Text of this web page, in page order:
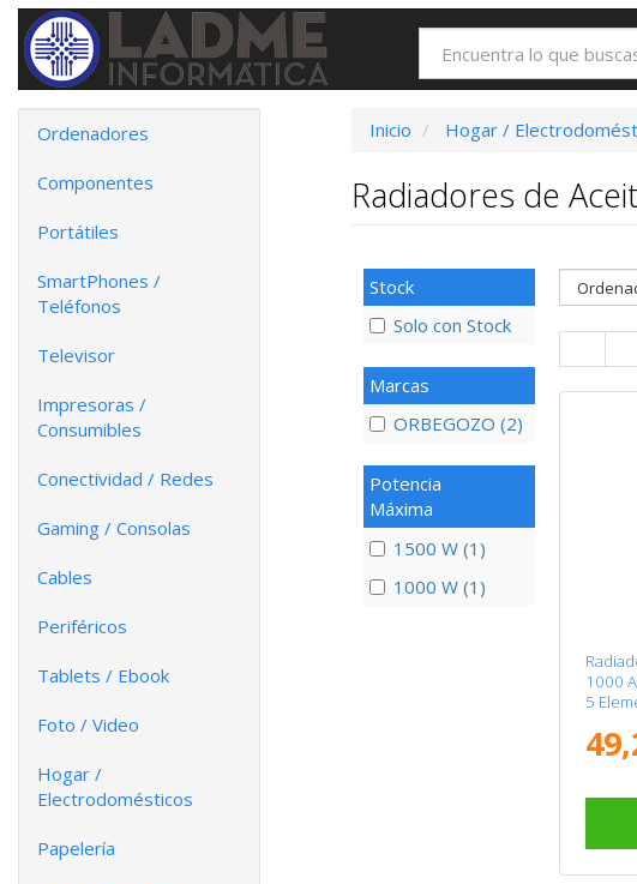
Ordenadores
Componentes
Portátiles
SmartPhones /
Teléfonos
Televisor
Impresoras /
Consumibles
Conectividad / Redes
Gaming / Consolas
Cables
Periféricos
Tablets / Ebook
Foto / Video
Hogar /
Electrodomésticos
Papelería
Inicio Hogar /
Radiadores de
Stock
Solo con Stock
Marcas
ORBEGOZO (2)
Potencia
Máxima
1500 W (1)
1000 W (1)
1000
5